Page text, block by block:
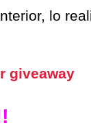
lo
giveaway